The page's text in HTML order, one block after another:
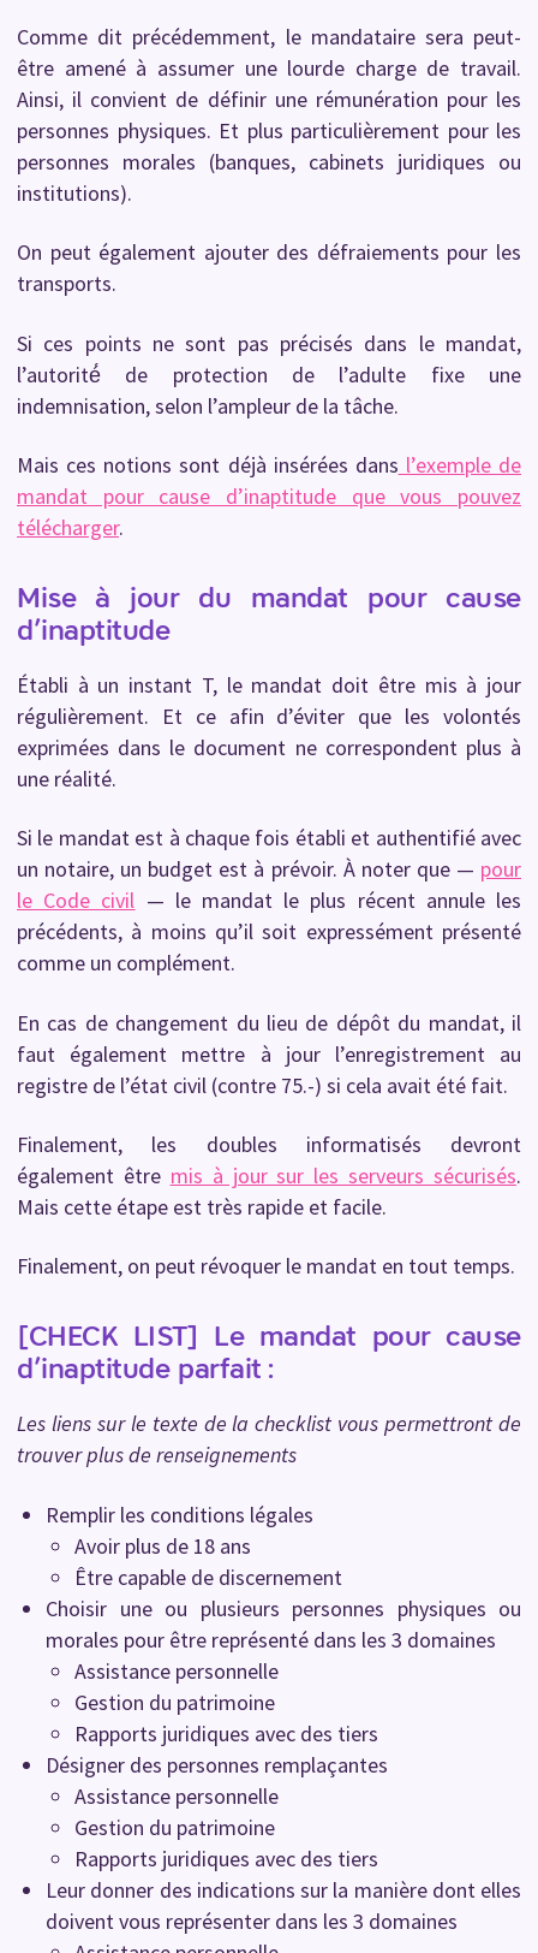
Comme dit précédemment, le mandataire sera peut-
être amené à assumer une lourde charge de travail.
Ainsi, il convient de définir une rémunération pour les
personnes physiques. Et plus particulièrement pour les
personnes morales (banques, cabinets juridiques ou
institutions).
On peut également ajouter des défraiements pour les
transports.
Si ces points ne sont pas précisés dans le mandat,
l’autorité́ de protection de l’adulte fixe une
indemnisation, selon l’ampleur de la tâche.
Mais ces notions sont déjà insérées dans l’exemple de
mandat pour cause d’inaptitude que vous pouvez
télécharger.
Mise à jour du mandat pour cause
d’inaptitude
Établi à un instant T, le mandat doit être mis à jour
régulièrement. Et ce afin d’éviter que les volontés
exprimées dans le document ne correspondent plus à
une réalité.
Si le mandat est à chaque fois établi et authentifié avec
un notaire, un budget est à prévoir. À noter que — pour
le Code civil — le mandat le plus récent annule les
précédents, à moins qu’il soit expressément présenté
comme un complément.
En cas de changement du lieu de dépôt du mandat, il
faut également mettre à jour l’enregistrement au
registre de l’état civil (contre 75.-) si cela avait été fait.
Finalement, les doubles informatisés devront
également être mis à jour sur les serveurs sécurisés.
Mais cette étape est très rapide et facile.
Finalement, on peut révoquer le mandat en tout temps.
[CHECK LIST] Le mandat pour cause
d’inaptitude parfait :
Les liens sur le texte de la checklist vous permettront de
trouver plus de renseignements
Remplir les conditions légales
Avoir plus de 18 ans
Être capable de discernement
Choisir une ou plusieurs personnes physiques ou
morales pour être représenté dans les 3 domaines
Assistance personnelle
Gestion du patrimoine
Rapports juridiques avec des tiers
Désigner des personnes remplaçantes
Assistance personnelle
Gestion du patrimoine
Rapports juridiques avec des tiers
Leur donner des indications sur la manière dont elles
doivent vous représenter dans les 3 domaines